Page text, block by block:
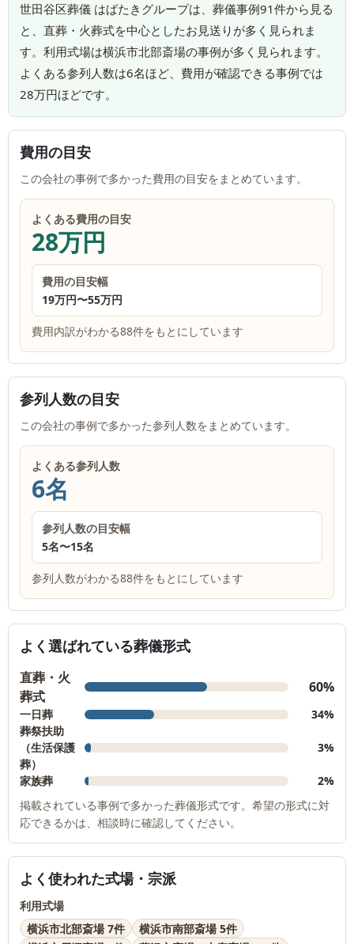
世田谷区葬儀 はばたきグループは、葬儀事例91件から見る
と、直葬・火葬式を中心としたお見送りが多く見られま
す。利用式場は横浜市北部斎場の事例が多く見られます。
よくある参列人数は6名ほど、費用が確認できる事例では
28万円ほどです。
費用の目安
この会社の事例で多かった費用の目安をまとめています。
よくある費用の目安
28万円
費用の目安幅
19万円〜55万円
費用内訳がわかる88件をもとにしています
参列人数の目安
この会社の事例で多かった参列人数をまとめています。
よくある参列人数
6名
参列人数の目安幅
5名〜15名
参列人数がわかる88件をもとにしています
よく選ばれている葬儀形式
直葬・火
葬式
60%
一日葬
34%
葬祭扶助
（生活保護
葬）
3%
家族葬
2%
掲載されている事例で多かった葬儀形式です。希望の形式に対
応できるかは、相談時に確認してください。
よく使われた式場・宗派
利用式場
横浜市北部斎場 7件
横浜市南部斎場 5件